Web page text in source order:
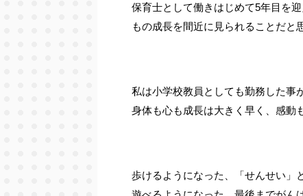
保育士として働きはじめて5年目を
もの成長を間近に見られることだと
私は小学校教員としても勤務した事
身体も心も成長は大きく早く、感動
歩けるようになった、「せんせい」